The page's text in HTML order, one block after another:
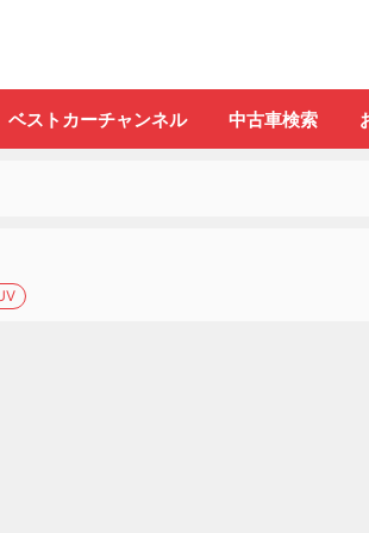
ベストカーチャンネル 中古車検索